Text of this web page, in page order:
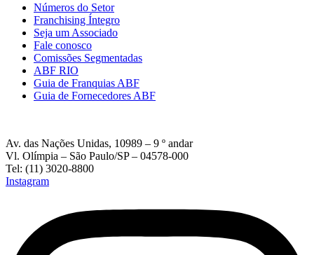
Números do Setor
Franchising Íntegro
Seja um Associado
Fale conosco
Comissões Segmentadas
ABF RIO
Guia de Franquias ABF
Guia de Fornecedores ABF
Av. das Nações Unidas, 10989 – 9 º andar
Vl. Olímpia – São Paulo/SP – 04578-000
Tel: (11) 3020-8800
Instagram